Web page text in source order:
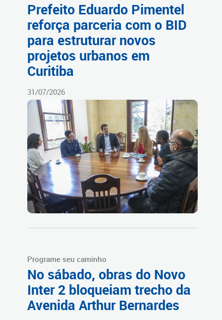
Prefeito Eduardo Pimentel
reforça parceria com o BID
para estruturar novos
projetos urbanos em
Curitiba
31/07/2026
Programe seu caminho
No sábado, obras do Novo
Inter 2 bloqueiam trecho da
Avenida Arthur Bernardes